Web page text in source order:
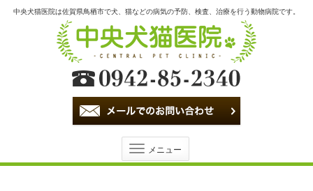
中央犬猫医院は佐賀県鳥栖市で犬、猫などの病気の予防、検査、治療を行う動物病院です。
Toggle
navigation
メニュー